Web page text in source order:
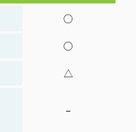
○
○
△
–